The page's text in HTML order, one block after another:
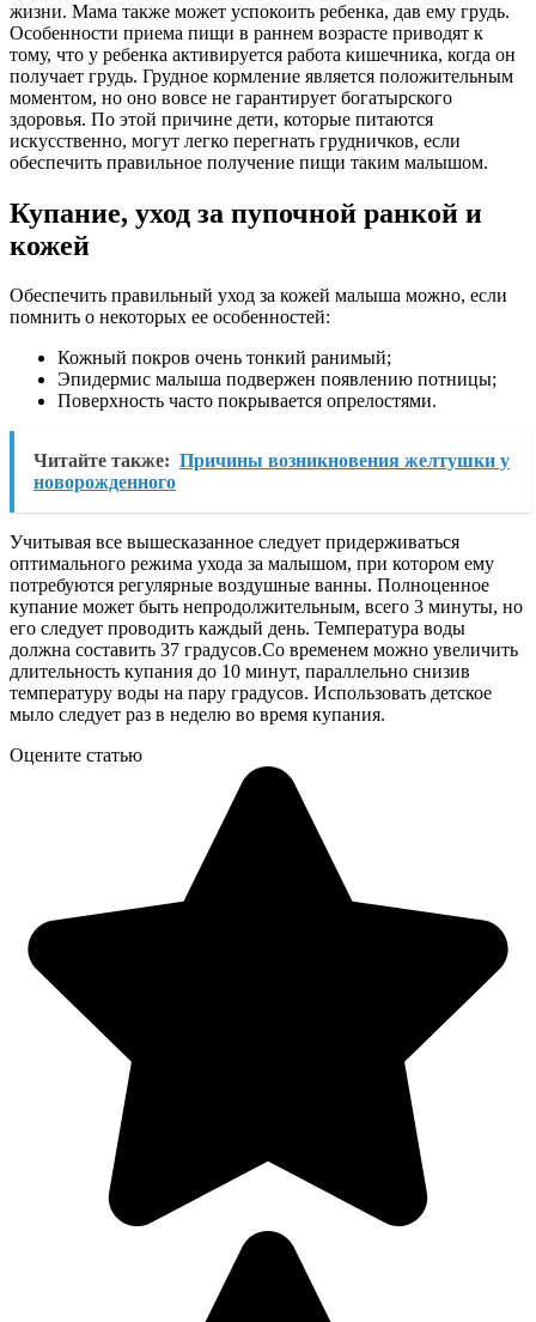
жизни. Мама также может успокоить ребенка, дав ему грудь.
Особенности приема пищи в раннем возрасте приводят к
тому, что у ребенка активируется работа кишечника, когда он
получает грудь. Грудное кормление является положительным
моментом, но оно вовсе не гарантирует богатырского
здоровья. По этой причине дети, которые питаются
искусственно, могут легко перегнать грудничков, если
обеспечить правильное получение пищи таким малышом.
Купание, уход за пупочной ранкой и
кожей
Обеспечить правильный уход за кожей малыша можно, если
помнить о некоторых ее особенностей:
Кожный покров очень тонкий ранимый;
Эпидермис малыша подвержен появлению потницы;
Поверхность часто покрывается опрелостями.
Читайте также: Причины возникновения желтушки у
новорожденного
Учитывая все вышесказанное следует придерживаться
оптимального режима ухода за малышом, при котором ему
потребуются регулярные воздушные ванны. Полноценное
купание может быть непродолжительным, всего 3 минуты, но
его следует проводить каждый день. Температура воды
должна составить 37 градусов.Со временем можно увеличить
длительность купания до 10 минут, параллельно снизив
температуру воды на пару градусов. Использовать детское
мыло следует раз в неделю во время купания.
Оцените статью